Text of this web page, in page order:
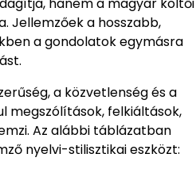
Jellemzőek a hosszabb,
a gondolatok egymásra
a közvetlenség és a
megszólítások, felkiáltások,
Az alábbi táblázatban
nyelvi-stilisztikai eszközt: